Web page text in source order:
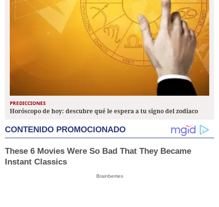
PREDICCIONES
Horóscopo de hoy: descubre qué le espera a tu signo del zodiaco
CONTENIDO PROMOCIONADO
These 6 Movies Were So Bad That They Became
Instant Classics
Brainberries